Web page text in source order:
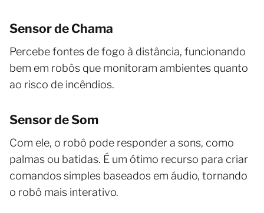
Sensor de Chama
Percebe fontes de fogo à distância, funcionando
bem em robôs que monitoram ambientes quanto
ao risco de incêndios.
Sensor de Som
Com ele, o robô pode responder a sons, como
palmas ou batidas. É um ótimo recurso para criar
comandos simples baseados em áudio, tornando
o robô mais interativo.